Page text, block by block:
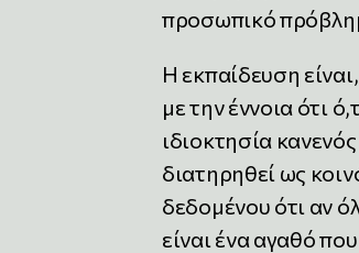
προσωπικό
Η εκπαίδευση
με την έννοια ότι
ιδιοκτησία
διατηρηθεί ως
δεδομένου ότι αν
είναι ένα αγαθό